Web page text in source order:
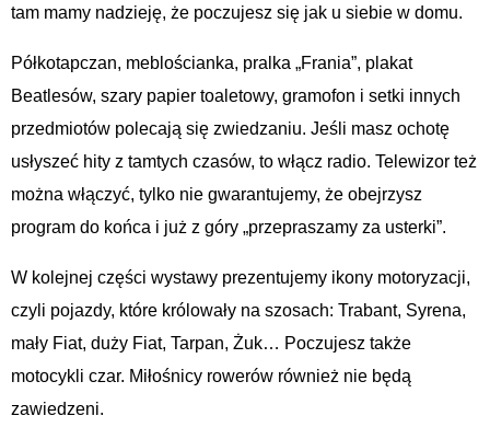
tam mamy nadzieję, że poczujesz się jak u siebie w domu.
Półkotapczan, meblościanka, pralka „Frania”, plakat
Beatlesów, szary papier toaletowy, gramofon i setki innych
przedmiotów polecają się zwiedzaniu. Jeśli masz ochotę
usłyszeć hity z tamtych czasów, to włącz radio. Telewizor też
można włączyć, tylko nie gwarantujemy, że obejrzysz
program do końca i już z góry „przepraszamy za usterki”.
W kolejnej części wystawy prezentujemy ikony motoryzacji,
czyli pojazdy, które królowały na szosach: Trabant, Syrena,
mały Fiat, duży Fiat, Tarpan, Żuk… Poczujesz także
motocykli czar. Miłośnicy rowerów również nie będą
zawiedzeni.